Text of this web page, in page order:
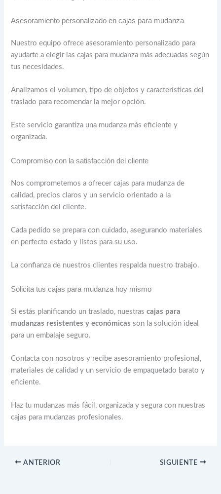
Asesoramiento personalizado en cajas para mudanza
Nuestro equipo ofrece asesoramiento personalizado para
ayudarte a elegir las cajas para mudanza más adecuadas según
tus necesidades.
Analizamos el volumen, tipo de objetos y características del
traslado para recomendar la mejor opción.
Este servicio garantiza una mudanza más eficiente y
organizada.
Compromiso con la satisfacción del cliente
Nos comprometemos a ofrecer cajas para mudanza de
calidad, precios claros y un servicio orientado a la
satisfacción del cliente.
Cada pedido se prepara con cuidado, asegurando materiales
en perfecto estado y listos para su uso.
La confianza de nuestros clientes respalda nuestro trabajo.
Solicita tus cajas para mudanza hoy mismo
Si estás planificando un traslado, nuestrascajas para
mudanzas resistentes y económicas son la solución ideal
para un embalaje seguro.
Contacta con nosotros y recibe asesoramiento profesional,
materiales de calidad y un servicio de empaquetado barato y
eficiente.
Haz tu mudanzas más fácil, organizada y segura con nuestras
cajas para mudanzas profesionales.
ANTERIOR SIGUIENTE